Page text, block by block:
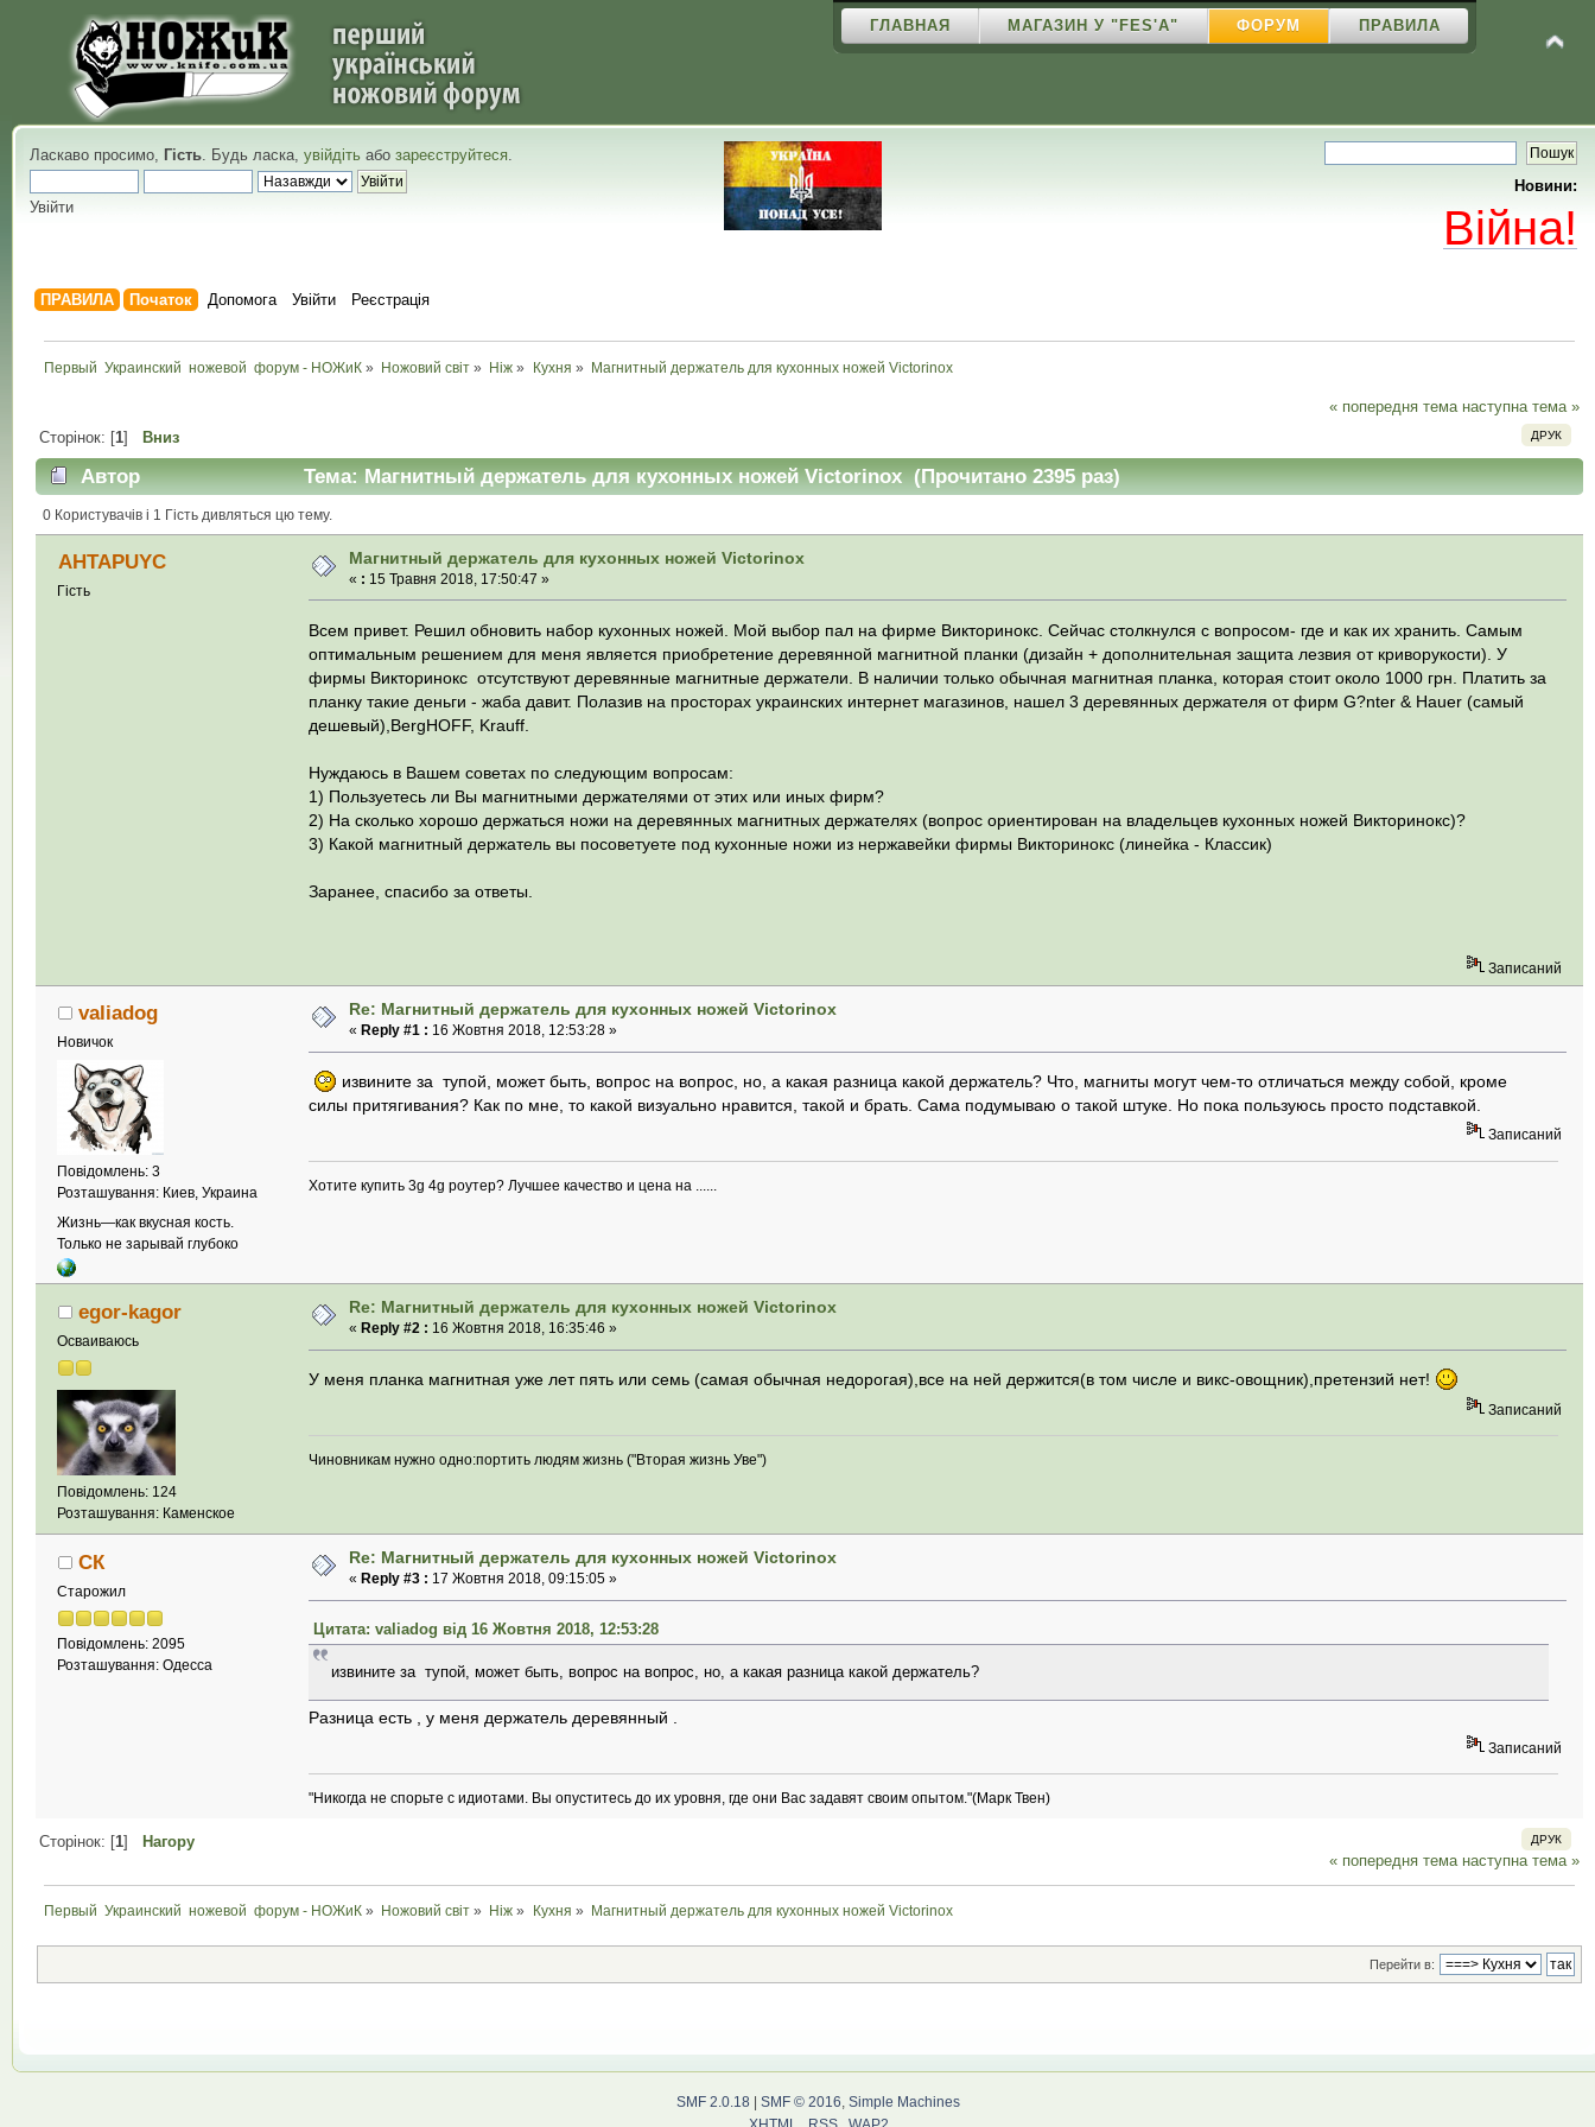
ГЛАВНАЯ МАГАЗИН У "FES'A" ФОРУМ ПРАВИЛА
Ласкаво просимо, Гість. Будь ласка, увійдіть або зареєструйтеся.
Увійти
Новини:
Війна!
ПРАВИЛА Початок Допомога Увійти Реєстрація
Первый  Украинский  ножевой  форум - НОЖиК » Ножовий світ » Ніж » Кухня » Магнитный держатель для кухонных ножей Victorinox
« попередня тема наступна тема »
ДРУК
Сторінок: [1] Вниз
Автор Тема: Магнитный держатель для кухонных ножей Victorinox (Прочитано 2395 раз)
0 Користувачів і 1 Гість дивляться цю тему.
AHTAPUYC
Гість
Магнитный держатель для кухонных ножей Victorinox
« : 15 Травня 2018, 17:50:47 »
Всем привет. Решил обновить набор кухонных ножей. Мой выбор пал на фирме Викторинокс. Сейчас столкнулся с вопросом- где и как их хранить. Самым
оптимальным решением для меня является приобретение деревянной магнитной планки (дизайн + дополнительная защита лезвия от криворукости). У
фирмы Викторинокс отсутствуют деревянные магнитные держатели. В наличии только обычная магнитная планка, которая стоит около 1000 грн. Платить за
планку такие деньги - жаба давит. Полазив на просторах украинских интернет магазинов, нашел 3 деревянных держателя от фирм G?nter & Hauer (самый
дешевый),BergHOFF, Krauff.
Нуждаюсь в Вашем советах по следующим вопросам:
1) Пользуетесь ли Вы магнитными держателями от этих или иных фирм?
2) На сколько хорошо держаться ножи на деревянных магнитных держателях (вопрос ориентирован на владельцев кухонных ножей Викторинокс)?
3) Какой магнитный держатель вы посоветуете под кухонные ножи из нержавейки фирмы Викторинокс (линейка - Классик)
Заранее, спасибо за ответы.
Записаний
valiadog
Новичок
Повідомлень: 3
Розташування: Киев, Украина
Жизнь—как вкусная кость.
Только не зарывай глубоко
Re: Магнитный держатель для кухонных ножей Victorinox
« Reply #1 : 16 Жовтня 2018, 12:53:28 »
извините за тупой, может быть, вопрос на вопрос, но, а какая разница какой держатель? Что, магниты могут чем-то отличаться между собой, кроме
силы притягивания? Как по мне, то какой визуально нравится, такой и брать. Сама подумываю о такой штуке. Но пока пользуюсь просто подставкой.
Записаний
Хотите купить 3g 4g роутер? Лучшее качество и цена на ......
egor-kagor
Осваиваюсь
Повідомлень: 124
Розташування: Каменское
Re: Магнитный держатель для кухонных ножей Victorinox
« Reply #2 : 16 Жовтня 2018, 16:35:46 »
У меня планка магнитная уже лет пять или семь (самая обычная недорогая),все на ней держится(в том числе и викс-овощник),претензий нет!
Записаний
Чиновникам нужно одно:портить людям жизнь ("Вторая жизнь Уве")
СК
Старожил
Повідомлень: 2095
Розташування: Одесса
Re: Магнитный держатель для кухонных ножей Victorinox
« Reply #3 : 17 Жовтня 2018, 09:15:05 »
Цитата: valiadog від 16 Жовтня 2018, 12:53:28
извините за тупой, может быть, вопрос на вопрос, но, а какая разница какой держатель?
Разница есть , у меня держатель деревянный .
Записаний
"Никогда не спорьте с идиотами. Вы опуститесь до их уровня, где они Вас задавят своим опытом."(Марк Твен)
ДРУК
Сторінок: [1] Нагору
« попередня тема наступна тема »
Первый  Украинский  ножевой  форум - НОЖиК » Ножовий світ » Ніж » Кухня » Магнитный держатель для кухонных ножей Victorinox
Перейти в:
SMF 2.0.18 SMF © 2016 Simple Machines